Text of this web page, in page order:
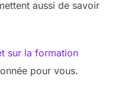
aussi de savoir
sur la formation
pour vous.